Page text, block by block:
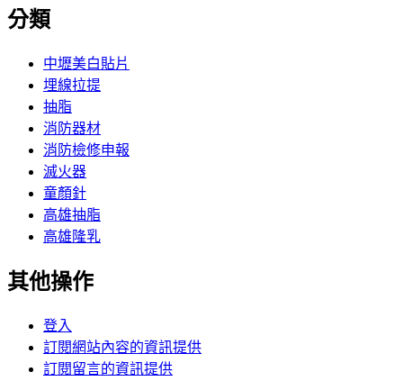
分類
中壢美白貼片
埋線拉提
抽脂
消防器材
消防檢修申報
滅火器
童顏針
高雄抽脂
高雄隆乳
其他操作
登入
訂閱網站內容的資訊提供
訂閱留言的資訊提供